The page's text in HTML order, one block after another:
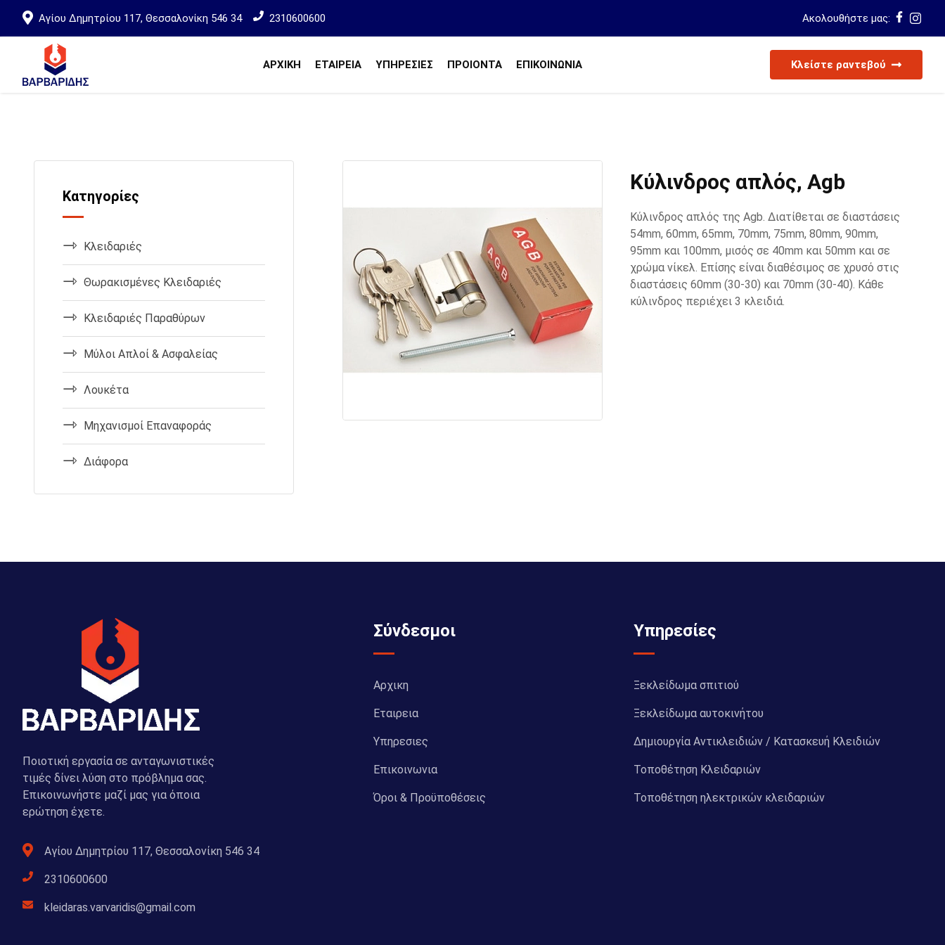
Αγίου Δημητρίου 117, Θεσσαλονίκη 546 34 2310600600 Ακολουθήστε μας:
ΑΡΧΙΚΗ ΕΤΑΙΡΕΙΑ ΥΠΗΡΕΣΙΕΣ ΠΡΟΙΌΝΤΑ ΕΠΙΚΟΙΝΩΝΙΑ Κλείστε ραντεβού
Κατηγορίες
Κλειδαριές
Θωρακισμένες Κλειδαριές
Κλειδαριές Παραθύρων
Μύλοι Απλοί & Ασφαλείας
Λουκέτα
Μηχανισμοί Επαναφοράς
Διάφορα
Κύλινδρος απλός, Agb
Κύλινδρος απλός της Agb. Διατίθεται σε διαστάσεις
54mm, 60mm, 65mm, 70mm, 75mm, 80mm, 90mm,
95mm και 100mm, μισός σε 40mm και 50mm και σε
χρώμα νίκελ. Επίσης είναι διαθέσιμος σε χρυσό στις
διαστάσεις 60mm (30-30) και 70mm (30-40). Κάθε
κύλινδρος περιέχει 3 κλειδιά.
Ποιοτική εργασία σε ανταγωνιστικές
τιμές δίνει λύση στο πρόβλημα σας.
Επικοινωνήστε μαζί μας για όποια
ερώτηση έχετε.
Αγίου Δημητρίου 117, Θεσσαλονίκη 546 34
2310600600
kleidaras.varvaridis@gmail.com
Σύνδεσμοι
Αρχικη
Εταιρεια
Υπηρεσιες
Επικοινωνια
Όροι & Προϋποθέσεις
Υπηρεσίες
Ξεκλείδωμα σπιτιού
Ξεκλείδωμα αυτοκινήτου
Δημιουργία Αντικλειδιών / Κατασκευή Κλειδιών
Τοποθέτηση Κλειδαριών
Τοποθέτηση ηλεκτρικών κλειδαριών